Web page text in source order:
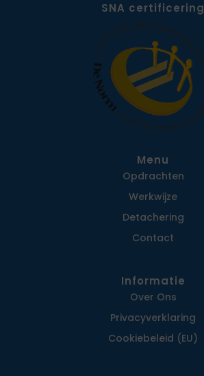
SNA certificering
Menu
Opdrachten
Werkwijze
Detachering
Contact
Informatie
Over Ons
Privacy­verklaring
Cookiebeleid (EU)